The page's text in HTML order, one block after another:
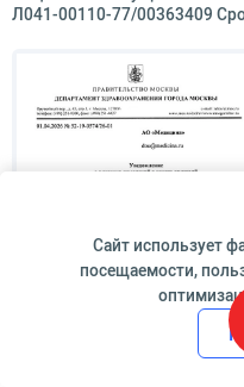
Л041-00110-77/00363409
Сайт использует
посещаемости,